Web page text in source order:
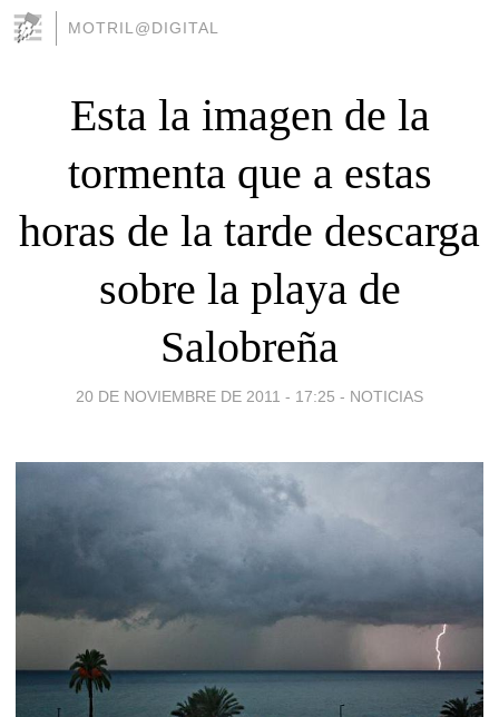
MOTRIL@DIGITAL
Esta la imagen de la
tormenta que a estas
horas de la tarde descarga
sobre la playa de
Salobreña
20 DE NOVIEMBRE DE 2011 - 17:25 - NOTICIAS